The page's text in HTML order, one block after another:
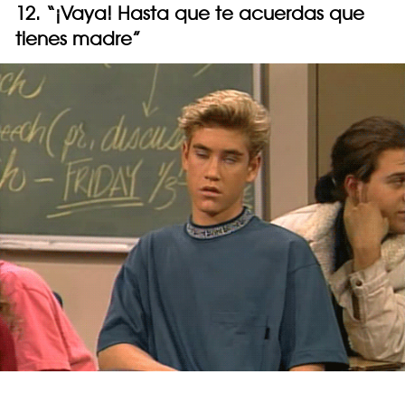
12. “¡Vaya! Hasta que te acuerdas que
tienes madre”